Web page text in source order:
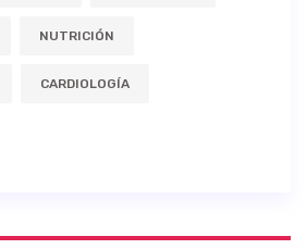
NUTRICIÓN
CARDIOLOGÍA